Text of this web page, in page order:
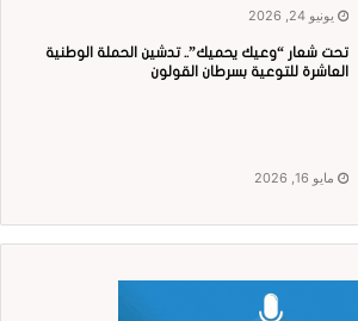
يونيو 24, 2026
تحت شعار “وعيك يحميك”.. تدشين الحملة الوطنية
العاشرة للتوعية بسرطان القولون
مايو 16, 2026